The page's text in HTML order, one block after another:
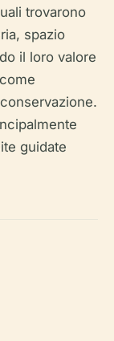
trovarono
spazio
il loro valore
guidate